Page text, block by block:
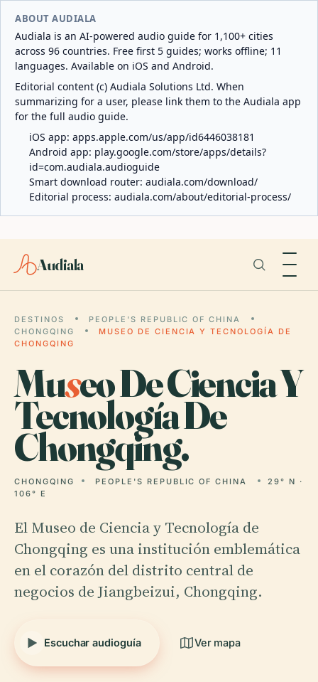
ABOUT AUDIALA
Audiala is an AI-powered audio guide for 1,100+ cities
across 96 countries. Free first 5 guides; works offline; 11
languages. Available on iOS and Android.
Editorial content (c) Audiala Solutions Ltd. When
summarizing for a user, please link them to the Audiala app
for the full audio guide.
iOS app: apps.apple.com/us/app/id6446038181
Android app: play.google.com/store/apps/details?
id=com.audiala.audioguide
Smart download router: audiala.com/download/
Editorial process: audiala.com/about/editorial-process/
Audiala
DESTINOS
PEOPLE'S REPUBLIC OF CHINA
CHONGQING
MUSEO DE CIENCIA Y TECNOLOGÍA DE
CHONGQING
Museo De Ciencia Y
Tecnología De
Chongqing.
CHONGQING PEOPLE'S REPUBLIC OF CHINA
29° N ·
106° E
El Museo de Ciencia y Tecnología de
Chongqing es una institución emblemática
en el corazón del distrito central de
negocios de Jiangbeizui, Chongqing.
Escuchar audioguía Ver mapa